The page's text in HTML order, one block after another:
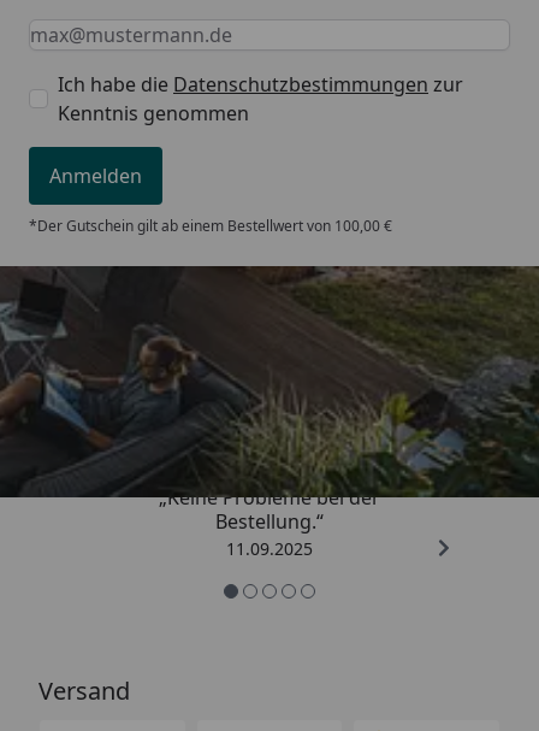
Keine Eingabe erforderlich
Eingabe erforderlich
E-Mail *
Ich habe die Datenschutzbestimmungen zur
Kenntnis genommen
Anmelden
*Der Gutschein gilt ab einem Bestellwert von 100,00 €
Trusted Shops
5,00/ 5
„Keine Probleme bei der
Bestellung.“
11.09.2025
Versand